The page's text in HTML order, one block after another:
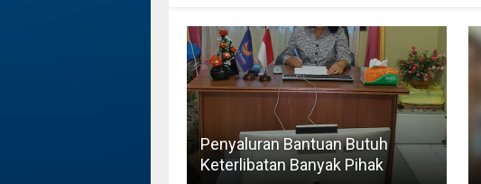
Penyaluran Bantuan Butuh
Keterlibatan Banyak Pihak